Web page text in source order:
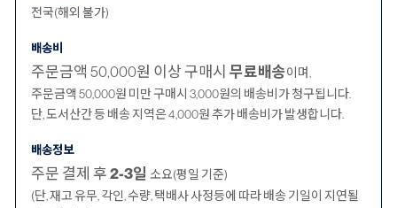
전국(해외 불가)
배송비
주문금액 50,000원 이상 구매시 무료배송이며,
주문금액 50,000원 미만 구매시 3,000원의 배송비가 청구됩니다.
단, 도서산간 등 배송 지역은 4,000원 추가 배송비가 발생합니다.
배송정보
주문 결제 후 2-3일 소요(평일 기준)
(단, 재고 유무, 각인, 수량, 택배사 사정등에 따라 배송 기일이 지연될